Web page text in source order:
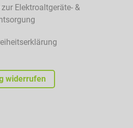
Elektroaltgeräte- &
widerrufen